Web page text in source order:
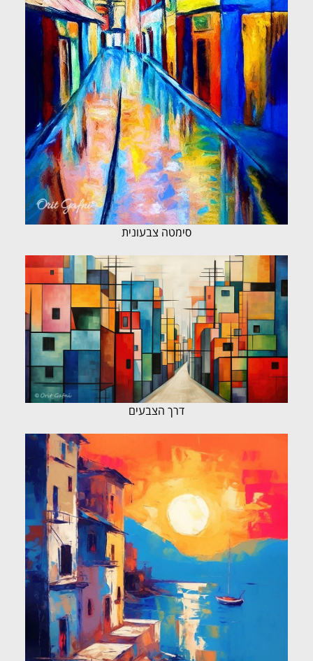
סימטה צבעונית
דרך הצבעים